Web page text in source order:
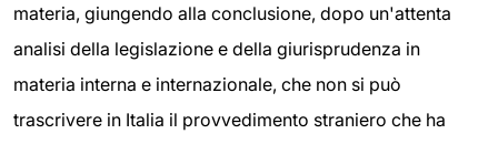
materia, giungendo alla conclusione, dopo un'attenta
analisi della legislazione e della giurisprudenza in
materia interna e internazionale, che non si può
trascrivere in Italia il provvedimento straniero che ha